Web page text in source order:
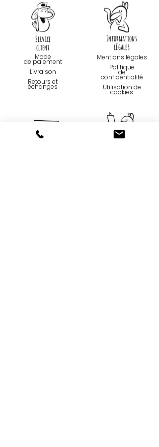
Service
client
Mode
de paiement
Livraison
Retours et
échanges
Informations
légales
Mentions légales
Politique
de
confidentialité
Utilisation de
cookies